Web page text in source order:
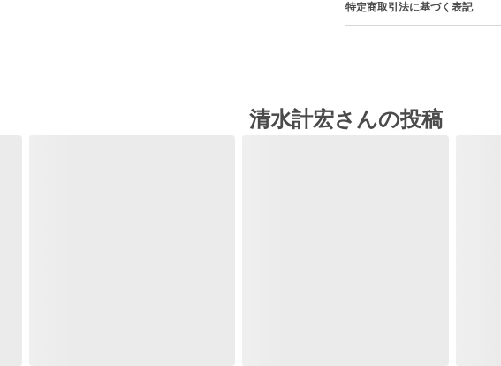
特定商取引法に基づく表記
清水計宏さんの投稿